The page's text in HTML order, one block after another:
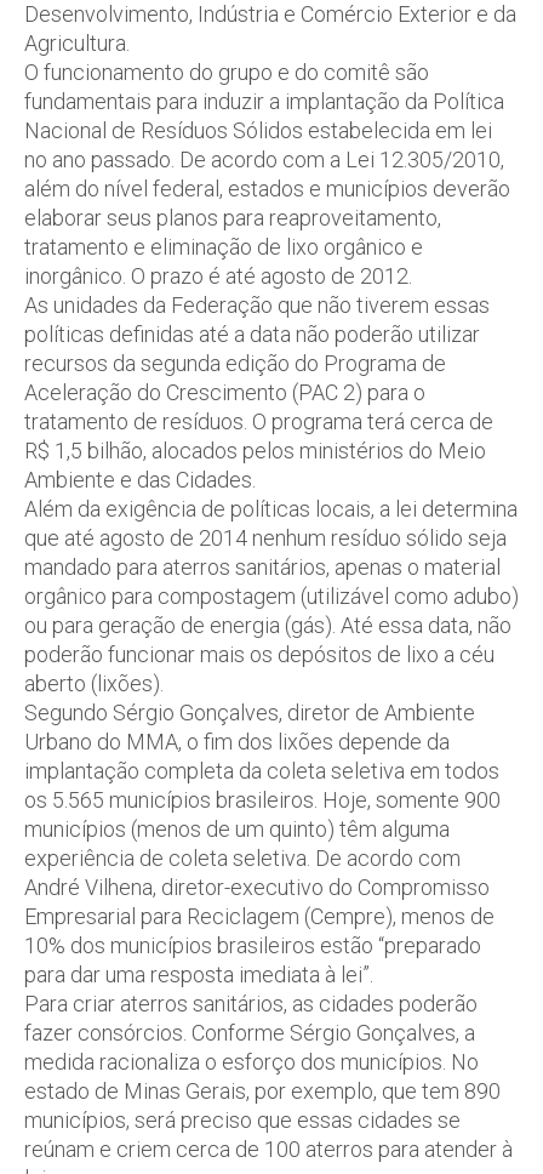
Desenvolvimento, Indústria e Comércio Exterior e da
Agricultura.
O funcionamento do grupo e do comitê são
fundamentais para induzir a implantação da Política
Nacional de Resíduos Sólidos estabelecida em lei
no ano passado. De acordo com a Lei 12.305/2010,
além do nível federal, estados e municípios deverão
elaborar seus planos para reaproveitamento,
tratamento e eliminação de lixo orgânico e
inorgânico. O prazo é até agosto de 2012.
As unidades da Federação que não tiverem essas
políticas definidas até a data não poderão utilizar
recursos da segunda edição do Programa de
Aceleração do Crescimento (PAC 2) para o
tratamento de resíduos. O programa terá cerca de
R$ 1,5 bilhão, alocados pelos ministérios do Meio
Ambiente e das Cidades.
Além da exigência de políticas locais, a lei determina
que até agosto de 2014 nenhum resíduo sólido seja
mandado para aterros sanitários, apenas o material
orgânico para compostagem (utilizável como adubo)
ou para geração de energia (gás). Até essa data, não
poderão funcionar mais os depósitos de lixo a céu
aberto (lixões).
Segundo Sérgio Gonçalves, diretor de Ambiente
Urbano do MMA, o fim dos lixões depende da
implantação completa da coleta seletiva em todos
os 5.565 municípios brasileiros. Hoje, somente 900
municípios (menos de um quinto) têm alguma
experiência de coleta seletiva. De acordo com
André Vilhena, diretor-executivo do Compromisso
Empresarial para Reciclagem (Cempre), menos de
10% dos municípios brasileiros estão “preparado
para dar uma resposta imediata à lei”.
Para criar aterros sanitários, as cidades poderão
fazer consórcios. Conforme Sérgio Gonçalves, a
medida racionaliza o esforço dos municípios. No
estado de Minas Gerais, por exemplo, que tem 890
municípios, será preciso que essas cidades se
reúnam e criem cerca de 100 aterros para atender à